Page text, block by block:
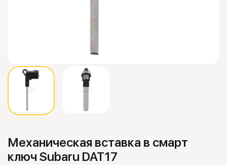
Механическая вставка в смарт
ключ Subaru DAT17